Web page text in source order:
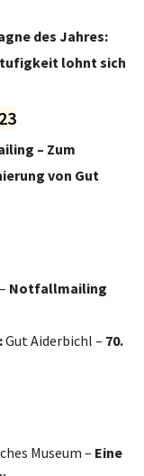
des Jahres:
lohnt sich
– Zum
von Gut
Notfallmailing
Gut Aiderbichl – 70.
Museum – Eine